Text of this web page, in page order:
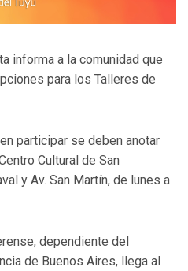
informa a la comunidad que
para los Talleres de
participar se deben anotar
Cultural de San
y Av. San Martín, de lunes a
dependiente del
de Buenos Aires, llega al